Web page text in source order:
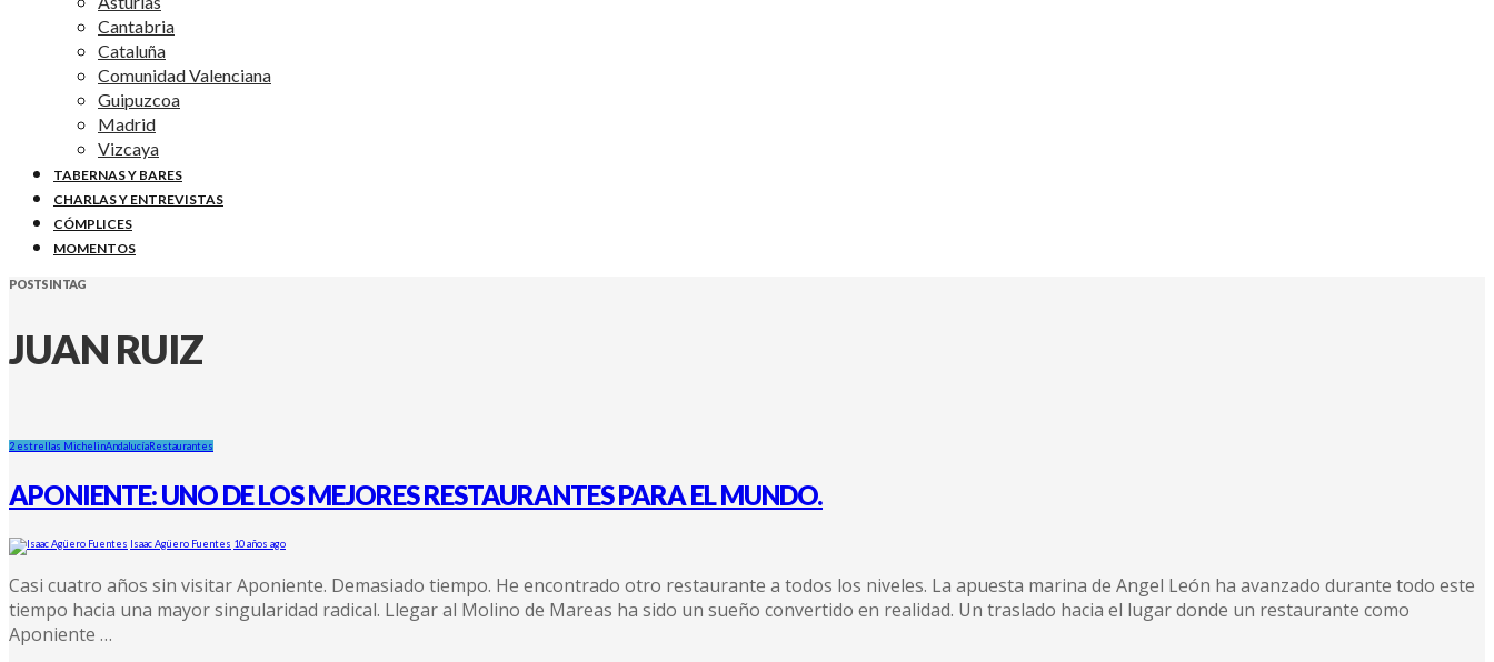
Cantabria
Cataluña
Comunidad Valenciana
Guipuzcoa
Madrid
Vizcaya
TABERNAS Y BARES
CHARLAS Y ENTREVISTAS
CÓMPLICES
MOMENTOS
POSTS IN TAG
JUAN RUIZ
2 estrellas MichelinAndalucíaRestaurantes
APONIENTE: UNO DE LOS MEJORES RESTAURANTES PARA EL MUNDO.
Isaac Agüero Fuentes 10 años ago
Casi cuatro años sin visitar Aponiente. Demasiado tiempo. He encontrado otro restaurante a todos los niveles. La apuesta marina de Angel León ha avanzado durante todo este
tiempo hacia una mayor singularidad radical. Llegar al Molino de Mareas ha sido un sueño convertido en realidad. Un traslado hacia el lugar donde un restaurante como
Aponiente …